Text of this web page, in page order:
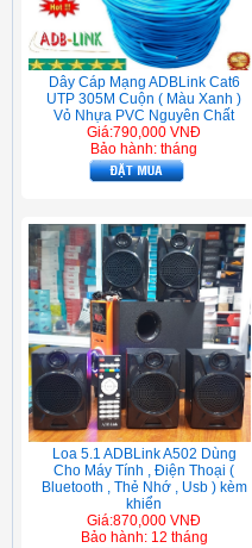
Dây Cáp Mạng ADBLink Cat6
UTP 305M Cuộn ( Màu Xanh )
Vỏ Nhựa PVC Nguyên Chất
Giá:790,000 VNĐ
Bảo hành: tháng
Loa 5.1 ADBLink A502 Dùng
Cho Máy Tính , Điện Thoại (
Bluetooth , Thẻ Nhớ , Usb ) kèm
khiển
Giá:870,000 VNĐ
Bảo hành: 12 tháng